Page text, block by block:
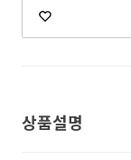
상품설명